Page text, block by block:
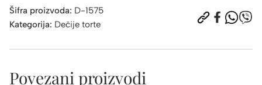
Šifra proizvoda: D-1575
Kategorija: Dečije torte
Povezani proizvodi